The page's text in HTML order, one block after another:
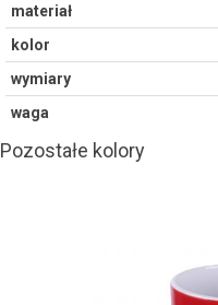
materiał
kolor
wymiary
waga
Pozostałe kolory